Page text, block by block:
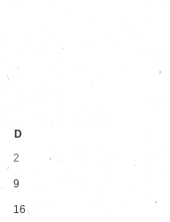
D
2
9
16